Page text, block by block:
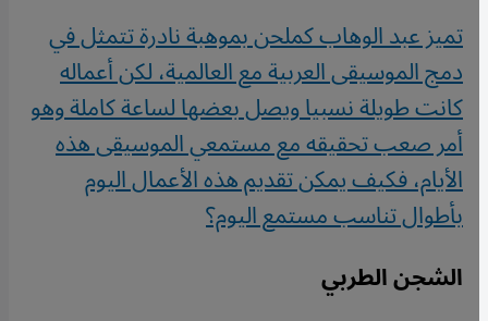
تميز عبد الوهاب كملحن بموهبة نادرة تتمثل في
دمج الموسيقى العربية مع العالمية، لكن أعماله
كانت طويلة نسبيا ويصل بعضها لساعة كاملة وهو
أمر صعب تحقيقه مع مستمعي الموسيقى هذه
الأيام، فكيف يمكن تقديم هذه الأعمال اليوم
بأطوال تناسب مستمع اليوم؟
الشجن الطربي